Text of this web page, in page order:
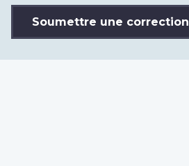
Soumettre une correction